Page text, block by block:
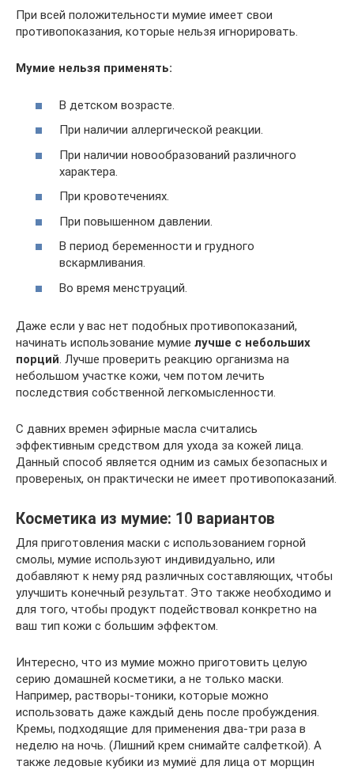
При всей положительности мумие имеет свои
противопоказания, которые нельзя игнорировать.
Мумие нельзя применять:
В детском возрасте.
При наличии аллергической реакции.
При наличии новообразований различного
характера.
При кровотечениях.
При повышенном давлении.
В период беременности и грудного
вскармливания.
Во время менструаций.
Даже если у вас нет подобных противопоказаний,
начинать использование мумие лучше с небольших
порций. Лучше проверить реакцию организма на
небольшом участке кожи, чем потом лечить
последствия собственной легкомысленности.
С давних времен эфирные масла считались
эффективным средством для ухода за кожей лица.
Данный способ является одним из самых безопасных и
провереных, он практически не имеет противопоказаний.
Косметика из мумие: 10 вариантов
Для приготовления маски с использованием горной
смолы, мумие используют индивидуально, или
добавляют к нему ряд различных составляющих, чтобы
улучшить конечный результат. Это также необходимо и
для того, чтобы продукт подействовал конкретно на
ваш тип кожи с большим эффектом.
Интересно, что из мумие можно приготовить целую
серию домашней косметики, а не только маски.
Например, растворы-тоники, которые можно
использовать даже каждый день после пробуждения.
Кремы, подходящие для применения два-три раза в
неделю на ночь. (Лишний крем снимайте салфеткой). А
также ледовые кубики из мумиё для лица от морщин